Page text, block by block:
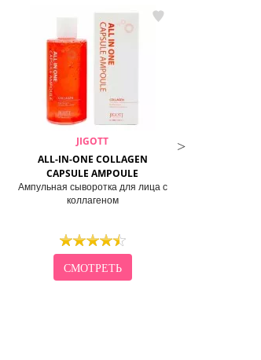
JIGOTT
ALL-IN-ONE COLLAGEN
CAPSULE AMPOULE
Ампульная сыворотка для лица с
коллагеном
СМОТРЕТЬ